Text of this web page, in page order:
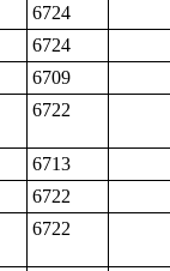
6724
6724
6709
6722
6713
6722
6722